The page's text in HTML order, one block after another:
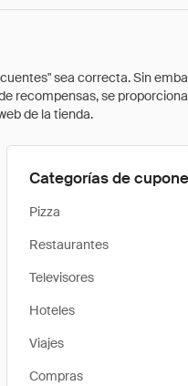
sea correcta. Sin
recompensas, se
de la tienda.
Categorías de
Pizza
Restaurantes
Televisores
Hoteles
Viajes
Compras